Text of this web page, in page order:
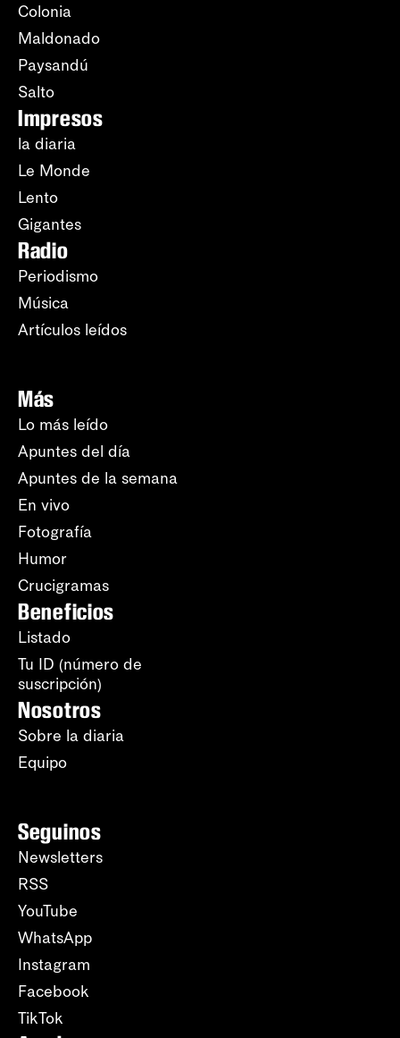
Colonia
Maldonado
Paysandú
Salto
Impresos
la diaria
Le Monde
Lento
Gigantes
Radio
Periodismo
Música
Artículos leídos
Más
Lo más leído
Apuntes del día
Apuntes de la semana
En vivo
Fotografía
Humor
Crucigramas
Beneficios
Listado
Tu ID (número de
suscripción)
Nosotros
Sobre la diaria
Equipo
Seguinos
Newsletters
RSS
YouTube
WhatsApp
Instagram
Facebook
TikTok